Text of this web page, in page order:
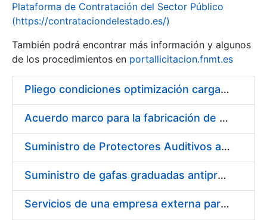
Erakutsi/Ezkutatu
Plataforma de Contratación del Sector Público
(https://contrataciondelestado.es/)
También podrá encontrar más información y algunos
de los procedimientos en portallicitacion.fnmt.es
Pliego condiciones optimización cargas compras firmado
Acuerdo marco para la fabricación de piezas
Suministro de Protectores Auditivos a medida para las personas trabajadoras de los Centros de Trabajo de Madrid y Burgos
Suministro de gafas graduadas antiproyecciones para los trabajadores de la FNMT-RCM en los centros de trabajo de Madrid y Burgos
Servicios de una empresa externa para el asesoramiento y resolución de los recursos de alzada que se presentan relacionados con procesos de selección para la FNMT-RCM